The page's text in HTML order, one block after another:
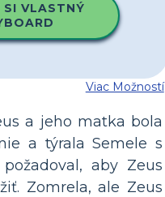
SI VLASTNÝ
Viac Možností
a jeho matka bola
a týrala Semele s
aby Zeus
Zomrela, ale Zeus